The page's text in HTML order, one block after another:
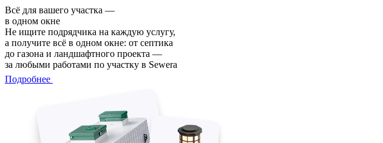
Всё для вашего участка —
в одном окне
Не ищите подрядчика на каждую услугу,
а получите всё в одном окне: от септика
до газона и ландшафтного проекта —
за любыми работами по участку в Sewera
Подробнее